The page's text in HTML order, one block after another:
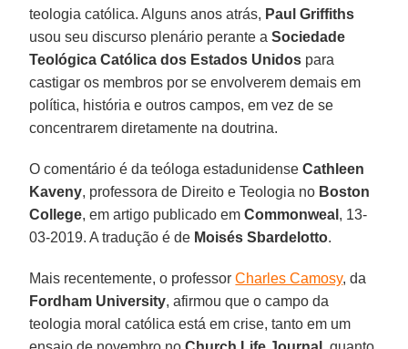
teologia católica. Alguns anos atrás, Paul Griffiths
usou seu discurso plenário perante aSociedade
Teológica Católica dos Estados Unidos para
castigar os membros por se envolverem demais em
política, história e outros campos, em vez de se
concentrarem diretamente na doutrina.
O comentário é da teóloga estadunidenseCathleen
Kaveny, professora de Direito e Teologia no Boston
College, em artigo publicado emCommonweal , 13-
03-2019. A tradução é de Moisés Sbardelotto.
Mais recentemente, o professorCharles Camosy, da
Fordham University, afirmou que o campo da
teologia moral católica está em crise, tanto em um